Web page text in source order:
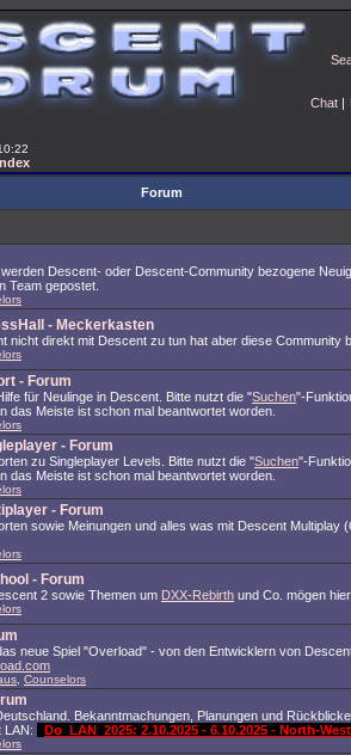
Chat |
Forum
Descent- oder Descent-Community bezogene
Team gepostet.
- Meckerkasten
nicht direkt mit Descent zu tun hat aber diese Community
- Forum
für Neulinge in Descent. Bitte nutzt die "Suchen"-
das Meiste ist schon mal beantwortet worden.
- Forum
zu Singleplayer Levels. Bitte nutzt die "Suchen"-
das Meiste ist schon mal beantwortet worden.
- Forum
sowie Meinungen und alles was mit Descent Multiplay
- Forum
2 sowie Themen um DXX-Rebirth und Co. mögen
neue Spiel "Overload" - von den Entwicklern von
Counselors
Bekanntmachungen, Planungen und
LAN:
Do_LAN_2025: 2.10.2025 - 6.10.2025 - North-